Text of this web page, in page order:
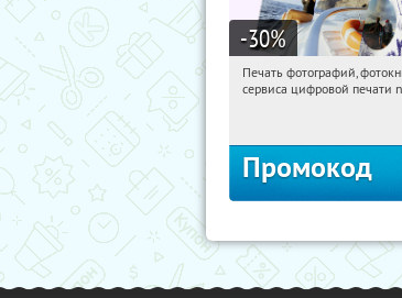
-30%
08:13:25
Печать фотографий,
сервиса цифровой печати
Промокод